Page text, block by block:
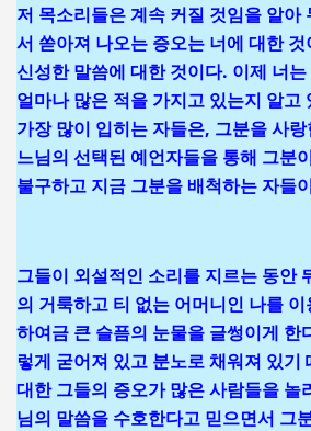
저 목소리들은 계속 커질 것임을 알아
서 쏟아져 나오는 증오는 너에 대한
신성한 말씀에 대한 것이다. 이제 너
얼마나 많은 적을 가지고 있는지 알고
가장 많이 입히는 자들은, 그분을 사
느님의 선택된 예언자들을 통해 그분
불구하고 지금 그분을 배척하는 자들
그들이 외설적인 소리를 지르는 동안
의 거룩하고 티 없는 어머니인 나를
하여금 큰 슬픔의 눈물을 글썽이게 한
렇게 굳어져 있고 분노로 채워져 있기
대한 그들의 증오가 많은 사람들을 놀
님의 말씀을 수호한다고 믿으면서 그